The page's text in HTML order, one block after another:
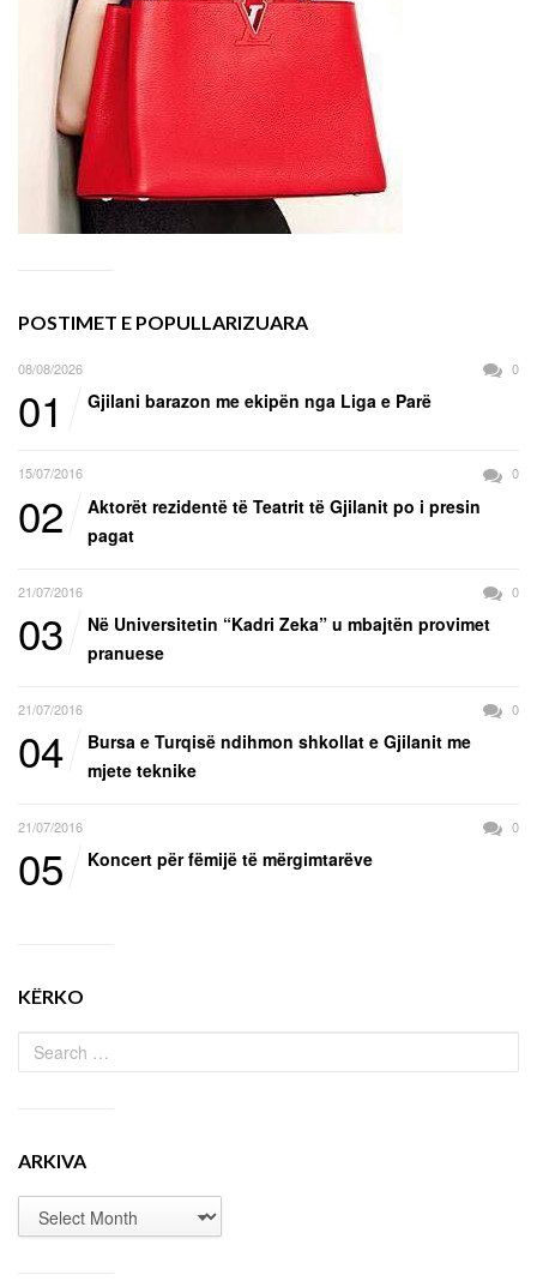
POSTIMET E POPULLARIZUARA
08/08/2026 0
01 Gjilani barazon me ekipën nga Liga e Parë
15/07/2016 0
02
Aktorët rezidentë të Teatrit të Gjilanit po i presin
pagat
21/07/2016 0
03
Në Universitetin “Kadri Zeka” u mbajtën provimet
pranuese
21/07/2016 0
04
Bursa e Turqisë ndihmon shkollat e Gjilanit me
mjete teknike
21/07/2016 0
05 Koncert për fëmijë të mërgimtarëve
KËRKO
ARKIVA